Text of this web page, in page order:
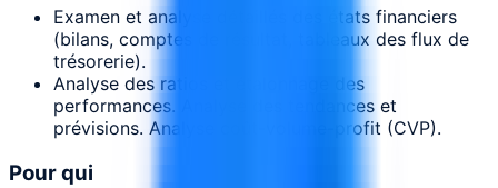
Examen et analyse détaillés des états financiers
(bilans, comptes de résultat, tableaux des flux de
trésorerie).
Analyse des ratios et étalonnage des
performances. Analyse des tendances et
prévisions. Analyse coût-volume-profit (CVP).
Pour qui